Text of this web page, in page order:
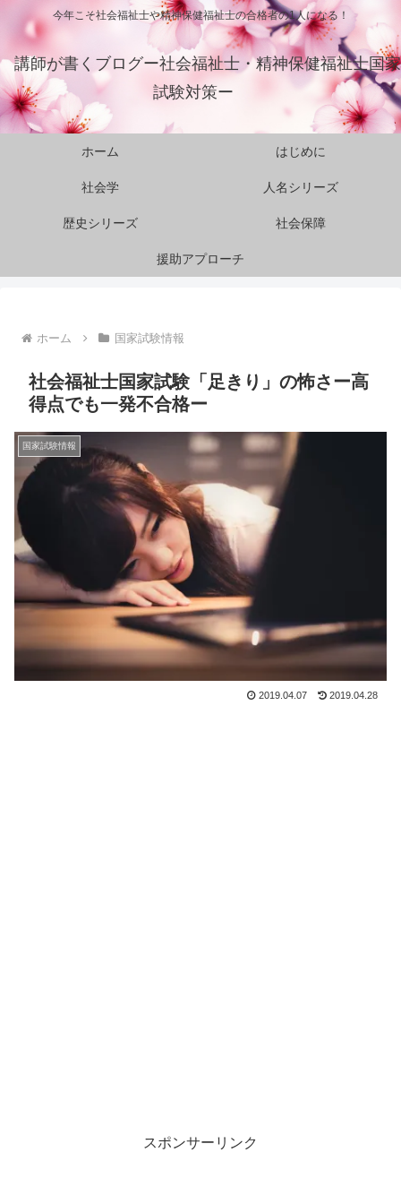
今年こそ社会福祉士や精神保健福祉士の合格者の1人になる！
講師が書くブログー社会福祉士・精神保健福祉士国家
試験対策ー
ホーム はじめに
社会学 人名シリーズ
歴史シリーズ 社会保障
援助アプローチ
ホーム 国家試験情報
社会福祉士国家試験「足きり」の怖さー高
得点でも一発不合格ー
国家試験情報
2019.04.07 2019.04.28
スポンサーリンク